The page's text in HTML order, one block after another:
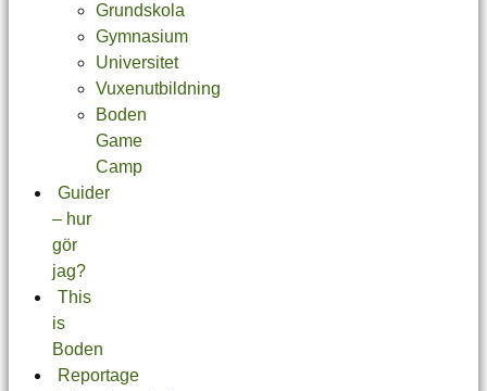
Grundskola
Gymnasium
Universitet
Vuxenutbildning
Boden
Game
Camp
Guider
– hur
gör
jag?
This
is
Boden
Reportage